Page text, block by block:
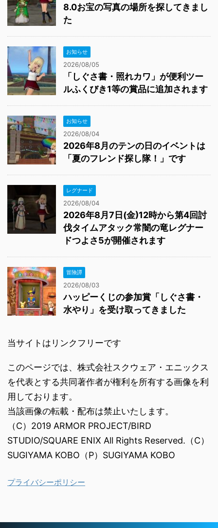
8.0お宝の写真の場所を探してきまし
た
お知らせ
2026/08/05
「しぐさ書・照れカワ」が便利ツー
ルふくびき1等の賞品に追加されます
お知らせ
2026/08/04
2026年8月のテンの日のイベントは
「夏のフレンド探し隊！」です
レグナード
2026/08/04
2026年8月7日(金)12時から第4回討
伐タイムアタック常闇の竜レグナー
ドつよさ5が開催されます
冒険譚
2026/08/03
ハッピーくじの参加賞「しぐさ書・
水やり」を受け取ってきました
当サイトはリンクフリーです
このページでは、株式会社スクウェア・エニックス
を代表とする共同著作者が権利を所有する画像を利
用しております。
当該画像の転載・配布は禁止いたします。
（C）2019 ARMOR PROJECT/BIRD
STUDIO/SQUARE ENIX All Rights Reserved.（C）
SUGIYAMA KOBO（P）SUGIYAMA KOBO
プライバシーポリシー